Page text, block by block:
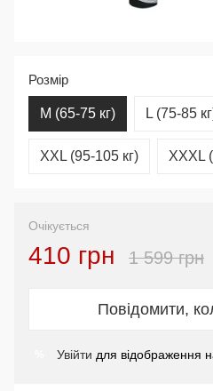
Розмір
M (65-75 кг) L (75-85
XXL (95-105 кг) XXXL
Очікується
410 грн 1 599 грн
Повідомити,
Увійти для відображення